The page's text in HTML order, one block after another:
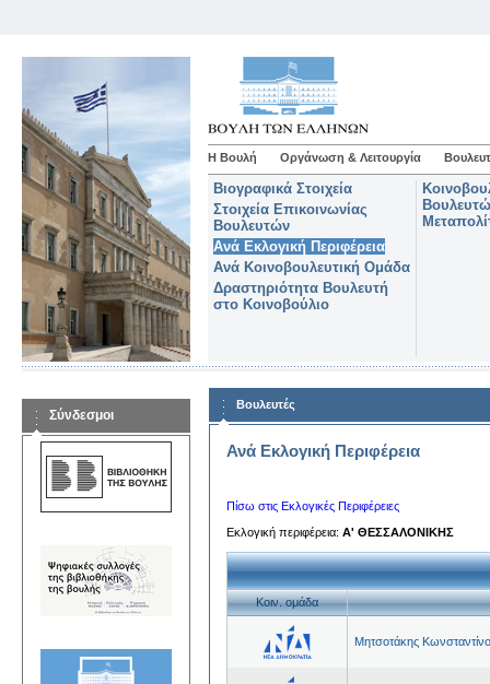
Η Βουλή Οργάνωση & Λειτουργία
Βιογραφικά Στοιχεία
Στοιχεία Επικοινωνίας
Βουλευτών
Ανά Εκλογική Περιφέρεια
Ανά Κοινοβουλευτική Ομάδα
Δραστηριότητα Βουλευτή
στο Κοινοβούλιο
Σύνδεσμοι
Βουλευτές
Ανά Εκλογική Περιφέρεια
Πίσω στις Εκλογικές Περιφέρειες
Εκλογική περιφέρεια: Α' ΘΕΣΣΑΛΟΝΙΚΗΣ
Kοιν. ομάδα
Μητσοτάκης